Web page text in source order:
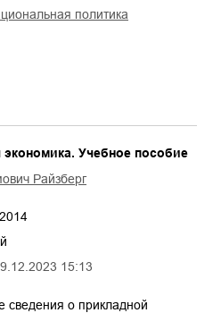
политика
15:13
экономика. Учебное пособие
Райзберг
2014
сведения о прикладной